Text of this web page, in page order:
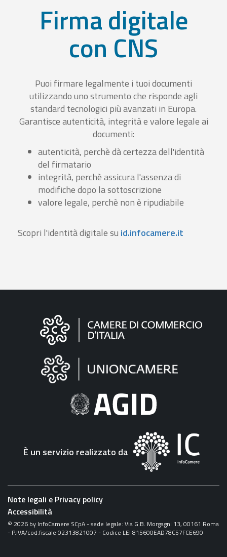
Firma digitale
con CNS
Puoi firmare legalmente i tuoi documenti
utilizzando uno strumento che risponde agli
standard tecnologici più avanzati in Europa.
Garantisce autenticità, integrità e valore legale ai
documenti:
autenticità, perchè dà certezza dell'identità
del firmatario
integrità, perchè assicura l'assenza di
modifiche dopo la sottoscrizione
valore legale, perchè non è ripudiabile
Scopri l'identità digitale su id.infocamere.it
Informazioni
"Fattura
Elettronica"
È un servizio realizzato da
Note legali e Privacy policy
Accessibilità
© 2026 by InfoCamere SCpA - sede legale: Via G.B. Morgagni 13, 00161 Roma
- P.IVA/cod.fiscale 02313821007 - Codice LEI 815600EAD78C57FCE690